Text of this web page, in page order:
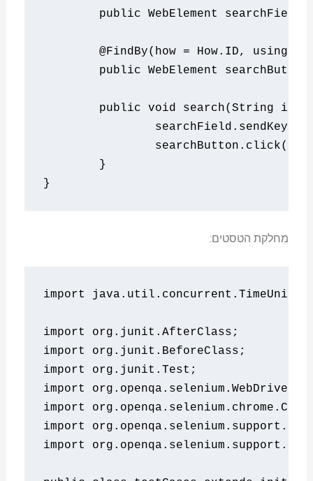
public WebElement searchField
@FindBy( how = How. ID, using
public WebElement searchButton
public void search(String item
		searchField
. sendKeys
		searchButton
. click();
}
}
מחלקת הטסטים:
import java . util . concurrent . TimeUnit
import org . junit . AfterClass ;
import org . junit . BeforeClass ;
import org . junit . Test ;
import org . openqa . selenium . WebDriver
import org . openqa . selenium . chrome .
import org . openqa . selenium . support .
import org . openqa . selenium . support .